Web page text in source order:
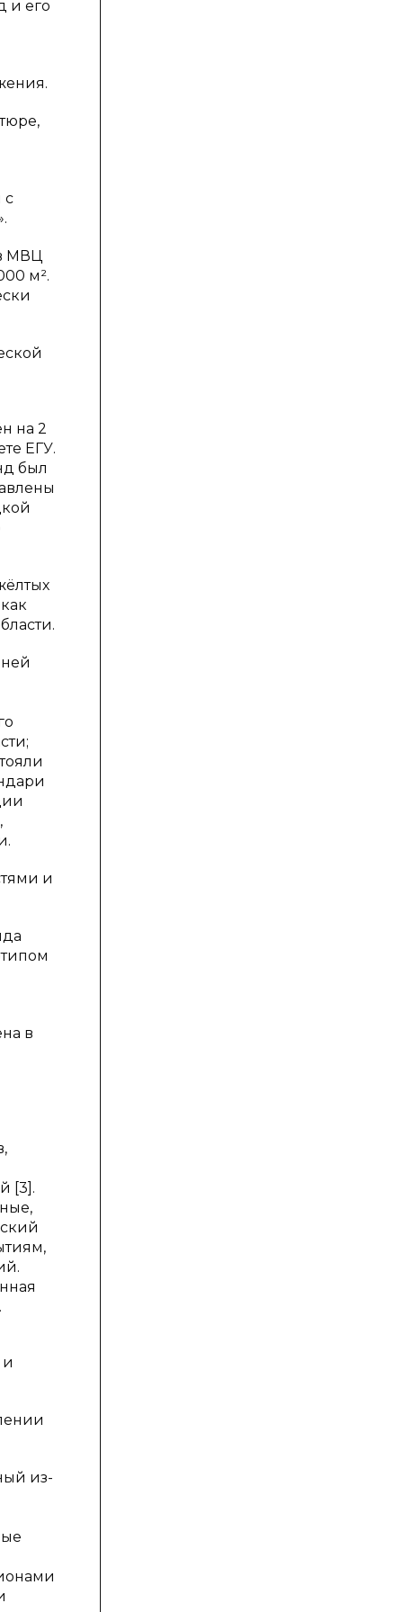
и его
с
МВЦ
м².
на 2
ЕГУ.
был
и
в
[3].
из-